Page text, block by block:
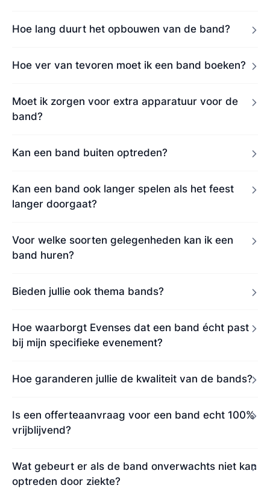
Hoe lang duurt het opbouwen van de band?
Hoe ver van tevoren moet ik een band boeken?
Moet ik zorgen voor extra apparatuur voor de
band?
Kan een band buiten optreden?
Kan een band ook langer spelen als het feest
langer doorgaat?
Voor welke soorten gelegenheden kan ik een
band huren?
Bieden jullie ook thema bands?
Hoe waarborgt Evenses dat een band écht past
bij mijn specifieke evenement?
Hoe garanderen jullie de kwaliteit van de bands?
Is een offerteaanvraag voor een band echt 100%
vrijblijvend?
Wat gebeurt er als de band onverwachts niet kan
optreden door ziekte?